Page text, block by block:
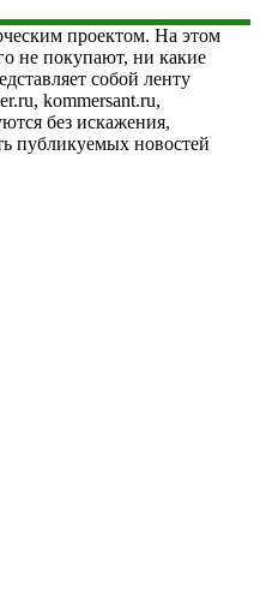
проектом. На этом
не покупают, ни какие
собой ленту
kommersant.ru,
без искажения,
публикуемых новостей